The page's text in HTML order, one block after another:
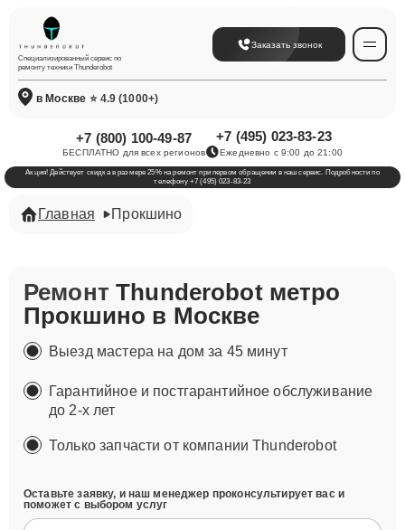
Специализированный сервис по
ремонту техники Thunderobot
Заказать звонок
в Москве ⭐ 4.9 (1000+)
+7 (800) 100-49-87
БЕСПЛАТНО для всех регионов
+7 (495) 023-83-23
Ежедневно с 9:00 до 21:00
Акция! Действует скидка в размере 25% на ремонт при первом обращении в наш сервис. Подробности по
телефону +7 (495) 023-83-23
Главная Прокшино
РемонтThunderobot метро
Прокшино в Москве
Выезд мастера на дом за 45 минут
Гарантийное и постгарантийное обслуживание
до 2-х лет
Только запчасти от компании Thunderobot
Оставьте заявку, и наш менеджер проконсультирует вас и
поможет с выбором услуг